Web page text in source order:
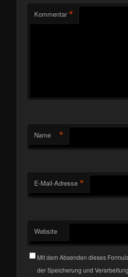
Kommentar *
Name *
E-Mail-Adresse *
Website
Mit dem Absenden dieses
der Speicherung und